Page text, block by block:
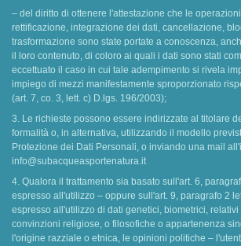
– del diritto di ottenere l'attestazione che le
rettificazione, integrazione dei dati, cancellazione,
trasformazione sono state portate a conoscenza,
il loro contenuto, di coloro ai quali i dati sono stati
eccettuato il caso in cui tale adempimento si rivela
impiego di mezzi manifestamente sproporzionato
(art. 7, co. 3, lett. c) D.lgs. 196/2003);
3. Le richieste possono essere indirizzate al titolare
formalità o, in alternativa, utilizzando il modello
Protezione dei Dati Personali, o inviando una mail
info@subacqueasportenatura.it
4. Qualora il trattamento sia basato sull'art. 6,
espresso all'utilizzo – oppure sull'art. 9, paragrafo 2
espresso all'utilizzo di dati genetici, biometrici,
convinzioni religiose, o filosofiche o appartenenza
l'origine razziale o etnica, le opinioni politiche –